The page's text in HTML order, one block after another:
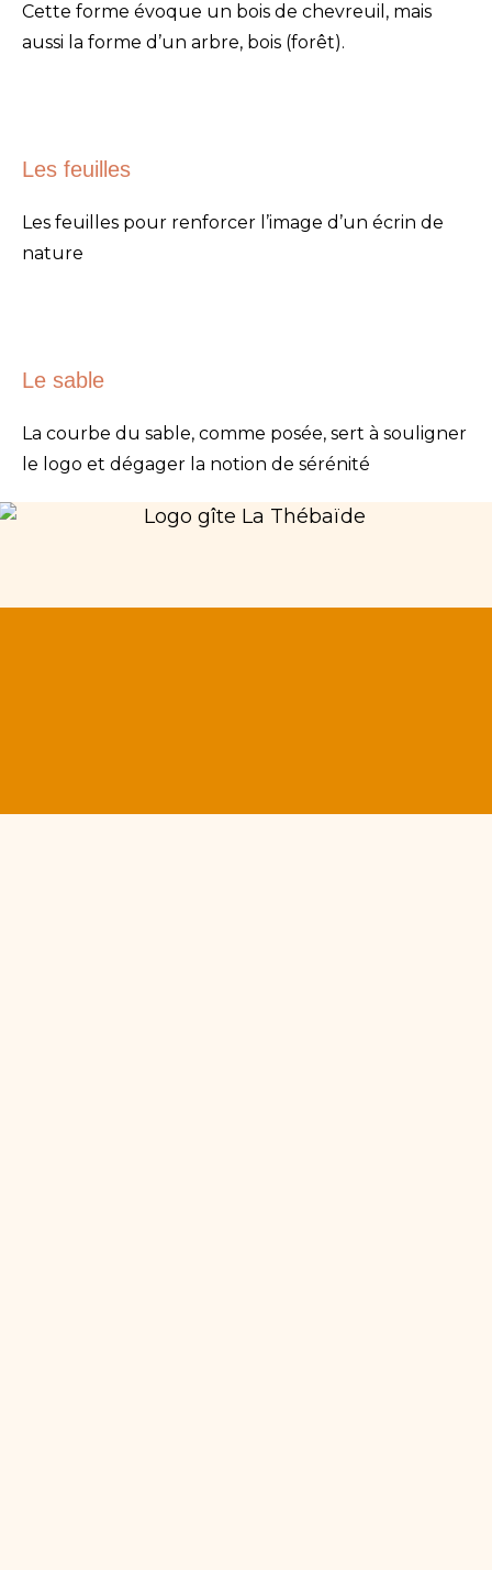
Cette forme évoque un bois de chevreuil, mais
aussi la forme d’un arbre, bois (forêt).
Les feuilles
Les feuilles pour renforcer l’image d’un écrin de
nature
Le sable
La courbe du sable, comme posée, sert à souligner
le logo et dégager la notion de sérénité